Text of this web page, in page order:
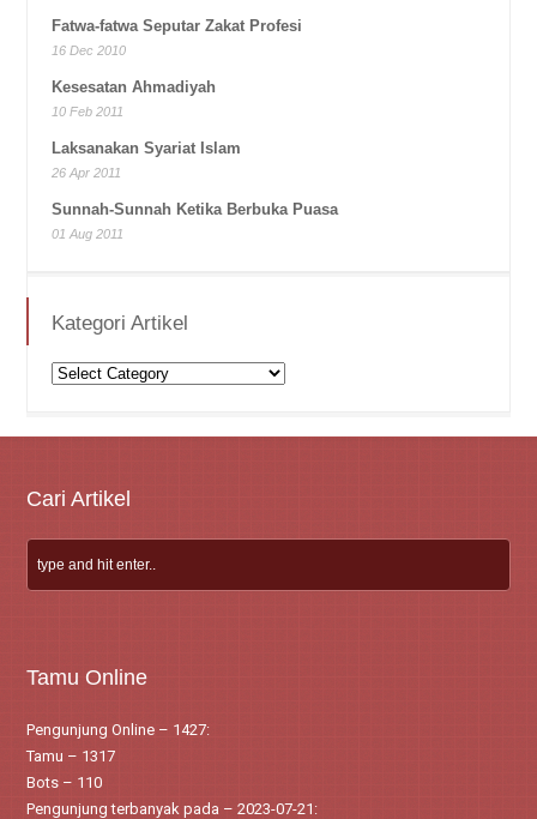
Fatwa-fatwa Seputar Zakat Profesi
16 Dec 2010
Kesesatan Ahmadiyah
10 Feb 2011
Laksanakan Syariat Islam
26 Apr 2011
Sunnah-Sunnah Ketika Berbuka Puasa
01 Aug 2011
Kategori Artikel
Kategori
Cari Artikel
Tamu Online
Pengunjung Online – 1427:
Tamu – 1317
Bots – 110
Pengunjung terbanyak pada – 2023-07-21: